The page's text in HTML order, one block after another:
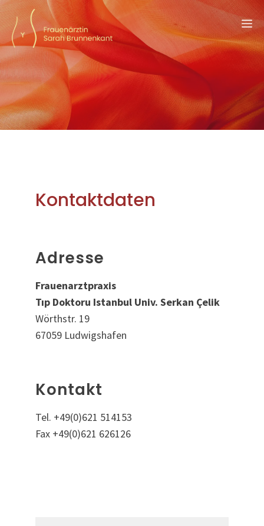
Zum
Inhalt
springen
Kontaktdaten
Adresse
Frauenarztpraxis
Tıp Doktoru Istanbul Univ. Serkan Çelik
Wörthstr. 19
67059 Ludwigshafen
Kontakt
Tel. +49(0)621 514153
Fax +49(0)621 626126